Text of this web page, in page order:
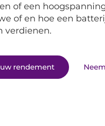
of een
of en hoe een
verdienen.
rendement